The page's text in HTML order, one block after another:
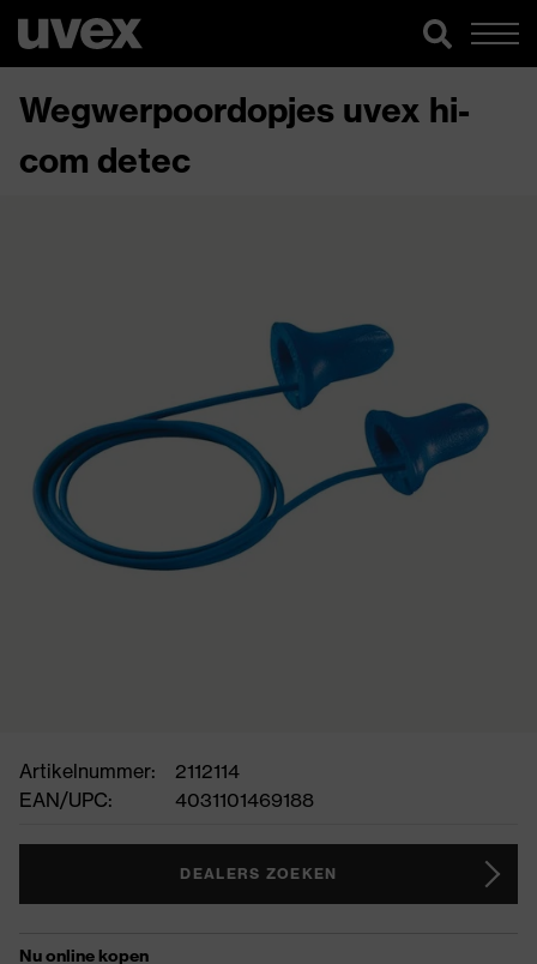
Wegwerpoordopjes uvex hi-
com detec
Artikelnummer:
2112114
EAN/UPC:
4031101469188
DEALERS ZOEKEN